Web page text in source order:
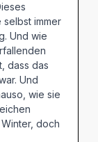
immer
Und wie
dass das
Und
wie sie
doch